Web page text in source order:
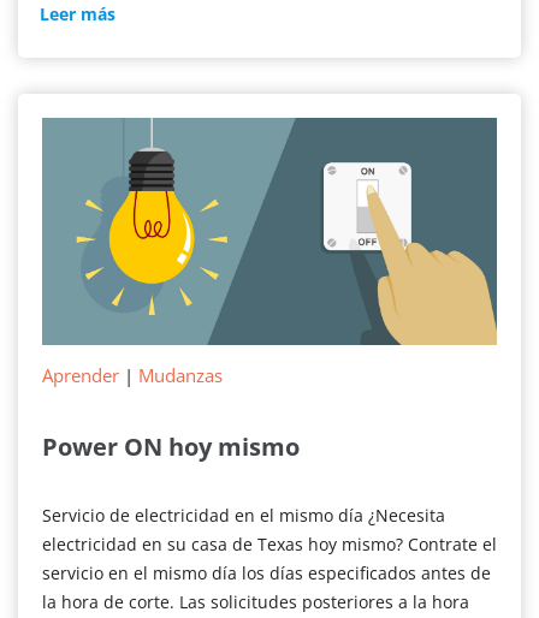
Leer másCómo
factura
luz
Aprender | Mudanzas
Power ON hoy mismo
Servicio de electricidad en el mismo día ¿Necesita
electricidad en su casa de Texas hoy mismo? Contrate el
servicio en el mismo día los días especificados antes de
la hora de corte. Las solicitudes posteriores a la hora